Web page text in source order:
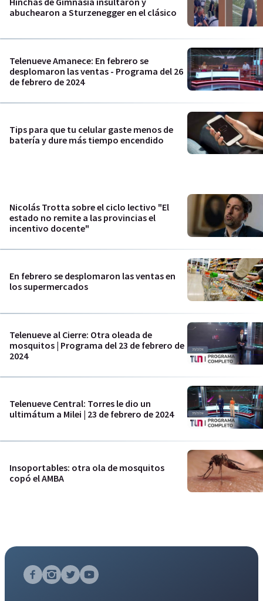
abuchearon a Sturzenegger en el clásico
Telenueve Amanece: En febrero se
desplomaron las ventas - Programa del 26
de febrero de 2024
Tips para que tu celular gaste menos de
batería y dure más tiempo encendido
Nicolás Trotta sobre el ciclo lectivo "El
estado no remite a las provincias el
incentivo docente"
En febrero se desplomaron las ventas en
los supermercados
Telenueve al Cierre: Otra oleada de
mosquitos | Programa del 23 de febrero de
2024
Telenueve Central: Torres le dio un
ultimátum a Milei | 23 de febrero de 2024
Insoportables: otra ola de mosquitos
copó el AMBA